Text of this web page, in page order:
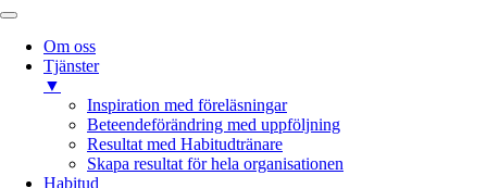
Om oss
Tjänster
▼
Inspiration med föreläsningar
Beteendeförändring med uppföljning
Resultat med Habitudtränare
Skapa resultat för hela organisationen
Habitud